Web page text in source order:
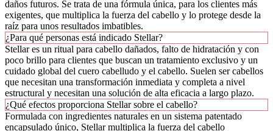
daños futuros. Se trata de una fórmula única, para los clientes más
exigentes, que multiplica la fuerza del cabello y lo protege desde la
raíz para unos resultados imbatibles.
¿Para qué personas está indicado Stellar?
Stellar es un ritual para cabello dañados, falto de hidratación y con
poco brillo para clientes que buscan un tratamiento exclusivo y un
cuidado global del cuero cabelludo y el cabello. Suelen ser cabellos
que necesitan una transformación inmediata y completa a nivel
estructural y necesitan una solución de alta eficacia a largo plazo.
¿Qué efectos proporciona Stellar sobre el cabello?
Formulada con ingredientes naturales en un sistema patentado
encapsulado único, Stellar multiplica la fuerza del cabello